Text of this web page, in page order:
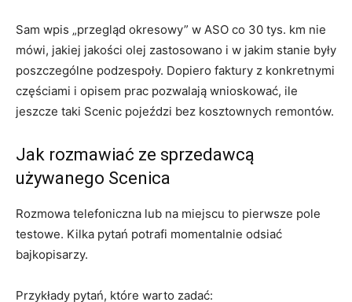
Sam wpis „przegląd okresowy” w ASO co 30 tys. km nie
mówi, jakiej jakości olej zastosowano i w jakim stanie były
poszczególne podzespoły. Dopiero faktury z konkretnymi
częściami i opisem prac pozwalają wnioskować, ile
jeszcze taki Scenic pojeździ bez kosztownych remontów.
Jak rozmawiać ze sprzedawcą
używanego Scenica
Rozmowa telefoniczna lub na miejscu to pierwsze pole
testowe. Kilka pytań potrafi momentalnie odsiać
bajkopisarzy.
Przykłady pytań, które warto zadać: